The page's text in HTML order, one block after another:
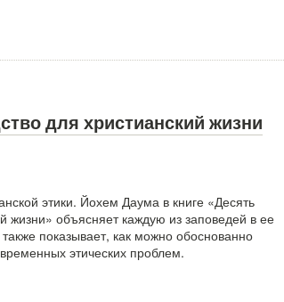
для христианский жизни
этики. Йохем Даума в книге «Десять
жизни» объясняет каждую из заповедей в ее
показывает, как можно обоснованно
этических проблем.